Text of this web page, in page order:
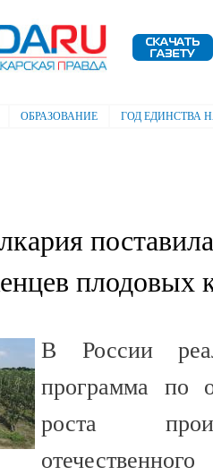
ОБРАЗОВАНИЕ ГОД ЕДИНСТВА
плодовых
В России
программа по
роста